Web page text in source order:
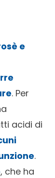
e
. Per
acidi di
.
, che ha